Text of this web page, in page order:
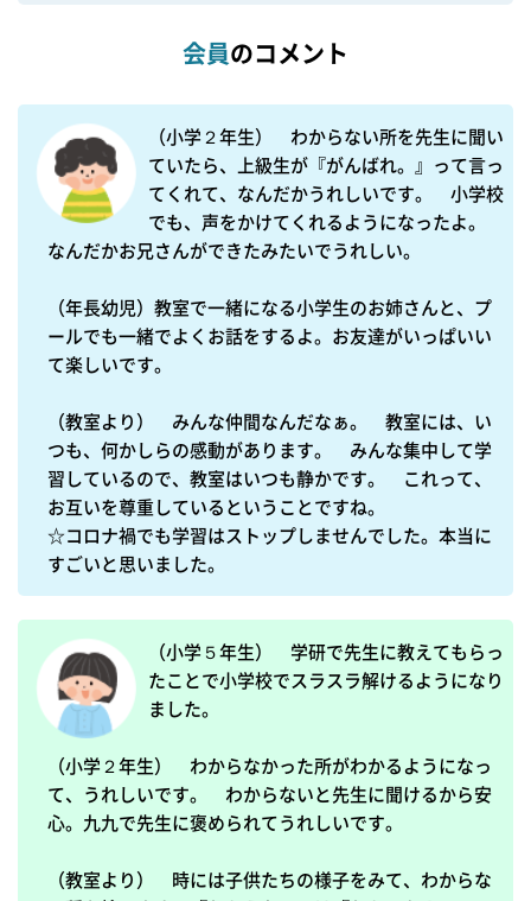
会員のコメント
（小学２年生）　わからない所を先生に聞い
ていたら、上級生が『がんばれ。』って言っ
てくれて、なんだかうれしいです。　小学校
でも、声をかけてくれるようになったよ。
なんだかお兄さんができたみたいでうれしい。
（年長幼児）教室で一緒になる小学生のお姉さんと、プ
ールでも一緒でよくお話をするよ。お友達がいっぱいい
て楽しいです。
（教室より）　みんな仲間なんだなぁ。　教室には、い
つも、何かしらの感動があります。　みんな集中して学
習しているので、教室はいつも静かです。　これって、
お互いを尊重しているということですね。
☆コロナ禍でも学習はストップしませんでした。本当に
すごいと思いました。
（小学５年生）　学研で先生に教えてもらっ
たことで小学校でスラスラ解けるようになり
ました。
（小学２年生）　わからなかった所がわかるようになっ
て、うれしいです。　わからないと先生に聞けるから安
心。九九で先生に褒められてうれしいです。
（教室より）　時には子供たちの様子をみて、わからな